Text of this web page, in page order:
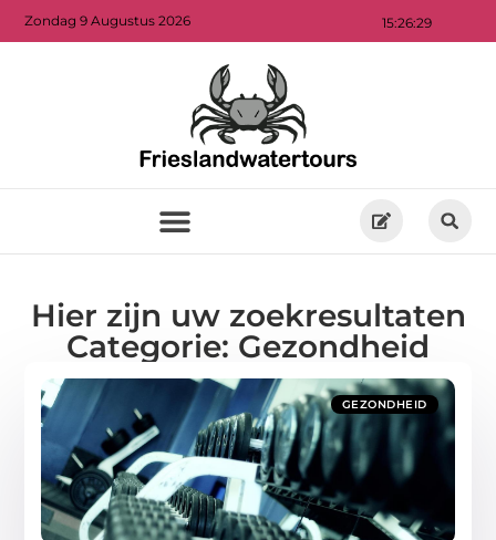
15:26:30
Zondag 9 Augustus 2026
Hier zijn uw zoekresultaten
Categorie: Gezondheid
GEZONDHEID